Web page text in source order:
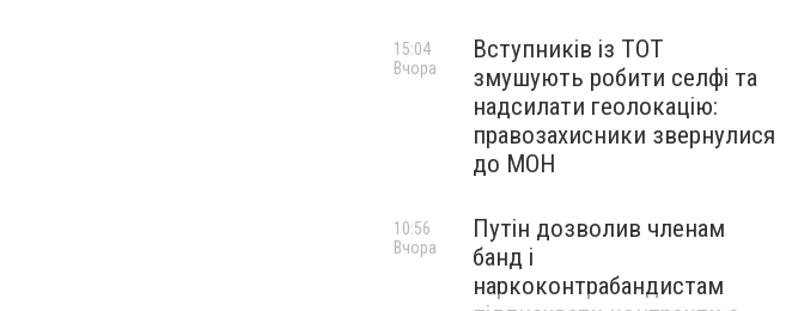
Вступників із ТОТ
змушують робити селфі та
надсилати геолокацію:
правозахисники звернулися
до МОН
15:04
Вчора
Путін дозволив членам
банд і
наркоконтрабандистам
10:56
Вчора